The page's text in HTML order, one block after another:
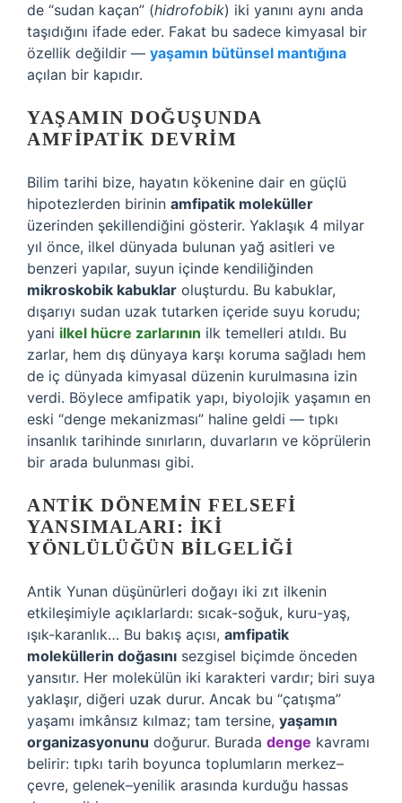
de “sudan kaçan” (hidrofobik) iki yanını aynı anda
taşıdığını ifade eder. Fakat bu sadece kimyasal bir
özellik değildir — yaşamın bütünsel mantığına
açılan bir kapıdır.
YAŞAMIN DOĞUŞUNDA
AMFIPATIK DEVRIM
Bilim tarihi bize, hayatın kökenine dair en güçlü
hipotezlerden birinin amfipatik moleküller
üzerinden şekillendiğini gösterir. Yaklaşık 4 milyar
yıl önce, ilkel dünyada bulunan yağ asitleri ve
benzeri yapılar, suyun içinde kendiliğinden
mikroskobik kabuklar oluşturdu. Bu kabuklar,
dışarıyı sudan uzak tutarken içeride suyu korudu;
yani ilkel hücre zarlarının ilk temelleri atıldı. Bu
zarlar, hem dış dünyaya karşı koruma sağladı hem
de iç dünyada kimyasal düzenin kurulmasına izin
verdi. Böylece amfipatik yapı, biyolojik yaşamın en
eski “denge mekanizması” haline geldi — tıpkı
insanlık tarihinde sınırların, duvarların ve köprülerin
bir arada bulunması gibi.
ANTIK DÖNEMIN FELSEFI
YANSIMALARI: İKI
YÖNLÜLÜĞÜN BILGELIĞI
Antik Yunan düşünürleri doğayı iki zıt ilkenin
etkileşimiyle açıklarlardı: sıcak-soğuk, kuru-yaş,
ışık-karanlık… Bu bakış açısı, amfipatik
moleküllerin doğasını sezgisel biçimde önceden
yansıtır. Her molekülün iki karakteri vardır; biri suya
yaklaşır, diğeri uzak durur. Ancak bu “çatışma”
yaşamı imkânsız kılmaz; tam tersine, yaşamın
organizasyonunu doğurur. Burada denge kavramı
belirir: tıpkı tarih boyunca toplumların merkez–
çevre, gelenek–yenilik arasında kurduğu hassas